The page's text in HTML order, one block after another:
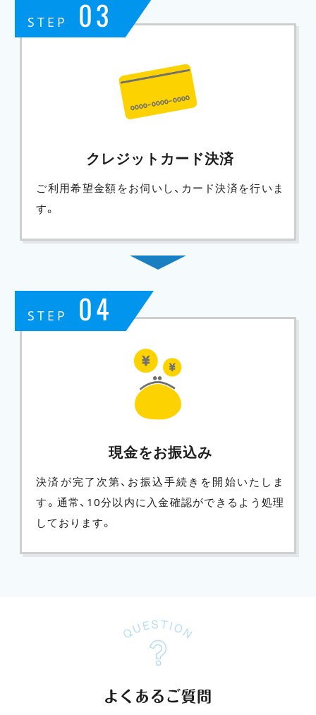
STEP 03
クレジットカード決済
ご利用希望金額をお伺いし、カード決済を行いま
す。
STEP 04
現金をお振込み
決済が完了次第、お振込手続きを開始いたしま
す。通常、10分以内に入金確認ができるよう処理
しております。
よくあるご質問